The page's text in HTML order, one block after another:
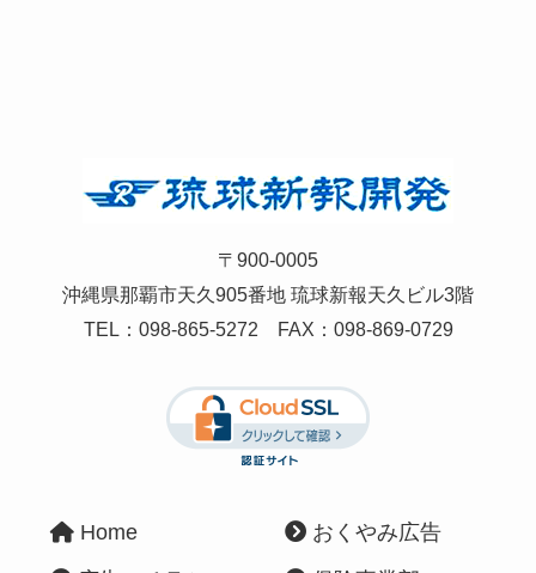
〒900-0005
沖縄県那覇市天久905番地 琉球新報天久ビル3階
TEL： 098-865-5272 FAX：098-869-0729
Home
おくやみ広告